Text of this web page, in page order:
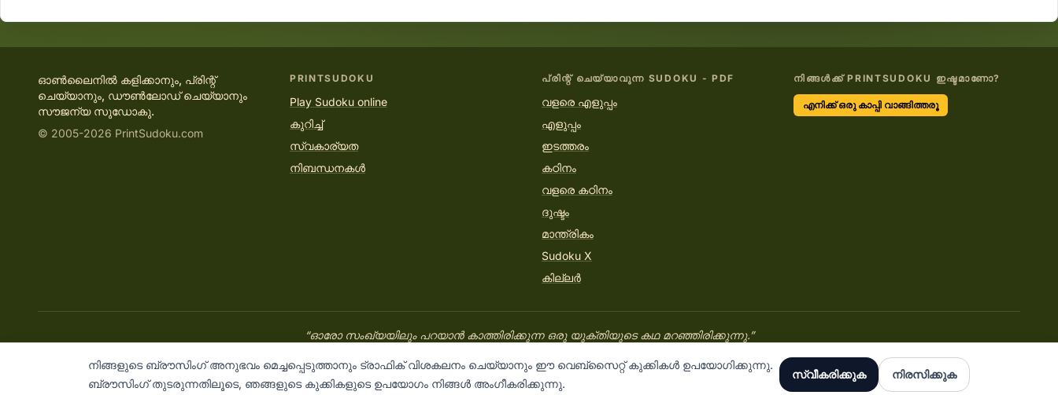
നിങ്ങളുടെ ബ്രൗസിംഗ് അനുഭവം മെച്ചപ്പെടുത്താനും ട്രാഫിക് വിശകലനം ചെയ്യാനും ഈ വെബ്‌സൈറ്റ് കുക്കികൾ ഉപയോഗിക്കുന്നു.
ബ്രൗസിംഗ് തുടരുന്നതിലൂടെ, ഞങ്ങളുടെ കുക്കികളുടെ ഉപയോഗം നിങ്ങൾ അംഗീകരിക്കുന്നു.
സ്വീകരിക്കുക നിരസിക്കുക
ഓൺലൈനിൽ കളിക്കാനും, പ്രിന്റ്
ചെയ്യാനും, ഡൗൺലോഡ് ചെയ്യാനും
സൗജന്യ സുഡോകു.
© 2005-2026 PrintSudoku.com
PRINTSUDOKU
Play Sudoku online
കുറിച്ച്
സ്വകാര്യത
നിബന്ധനകൾ
പ്രിന്റ് ചെയ്യാവുന്ന SUDOKU - PDF
വളരെ എളുപ്പം
എളുപ്പം
ഇടത്തരം
കഠിനം
വളരെ കഠിനം
ദുഷ്ടം
മാന്ത്രികം
Sudoku X
കില്ലർ
നിങ്ങൾക്ക് PRINTSUDOKU ഇഷ്ടമാണോ?
എനിക്ക് ഒരു കാപ്പി വാങ്ങിത്തരൂ
“ഓരോ സംഖ്യയിലും പറയാൻ കാത്തിരിക്കുന്ന ഒരു യുക്തിയുടെ കഥ മറഞ്ഞിരിക്കുന്നു.”